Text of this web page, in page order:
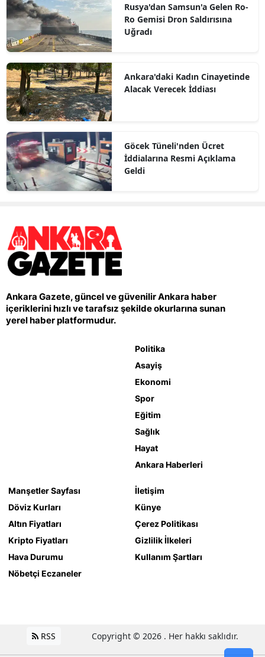
Rusya'dan Samsun'a Gelen Ro-
Ro Gemisi Dron Saldırısına
Uğradı
Ankara'daki Kadın Cinayetinde
Alacak Verecek İddiası
Göcek Tüneli'nden Ücret
İddialarına Resmi Açıklama
Geldi
Ankara Gazete, güncel ve güvenilir Ankara haber
içeriklerini hızlı ve tarafsız şekilde okurlarına sunan
yerel haber platformudur.
Politika
Asayiş
Ekonomi
Spor
Eğitim
Sağlık
Hayat
Ankara Haberleri
Manşetler Sayfası
Döviz Kurları
Altın Fiyatları
Kripto Fiyatları
Hava Durumu
Nöbetçi Eczaneler
İletişim
Künye
Çerez Politikası
Gizlilik İlkeleri
Kullanım Şartları
RSS Copyright © 2026 . Her hakkı saklıdır.